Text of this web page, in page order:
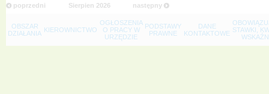
poprzedni następny
Sierpien 2026
OBSZAR
DZIAŁANIA KIEROWNICTWO
OGŁOSZENIA
O PRACY W
URZĘDZIE
PODSTAWY
PRAWNE
DANE
KONTAKTOWE STAWKI,